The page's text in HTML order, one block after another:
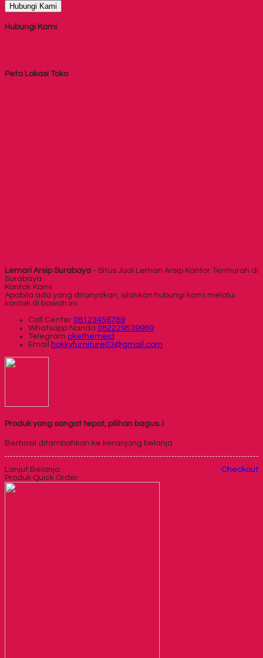
Hubungi Kami
Hubungi Kami
Peta Lokasi Toko
Lemari Arsip Surabaya - Situs Jual Lemari Arsip Kantor Termurah di
Surabaya
Kontak Kami
Apabila ada yang ditanyakan, silahkan hubungi kami melalui
kontak di bawah ini.
Call Center 08123456789
Whatsapp Nanda 082229539969
Telegram okethemeid
Email
hokkyfurniture03@gmail.com
Produk yang sangat tepat, pilihan bagus..!
Berhasil ditambahkan ke keranjang belanja
Lanjut Belanja
Checkout
Produk Quick Order